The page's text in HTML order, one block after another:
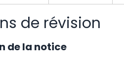
de révision
de la notice